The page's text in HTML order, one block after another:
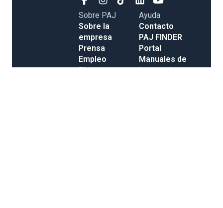
Sobre PAJ
Sobre la
empresa
Prensa
Empleo
Blog
Ayuda
Contacto
PAJ FINDER
Portal
Manuales de
instrucciones